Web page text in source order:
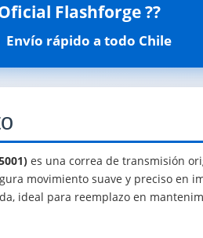
Flashforge ??
Envío rápido a todo Chile
es una correa de transmisión
movimiento suave y preciso en
ideal para reemplazo en